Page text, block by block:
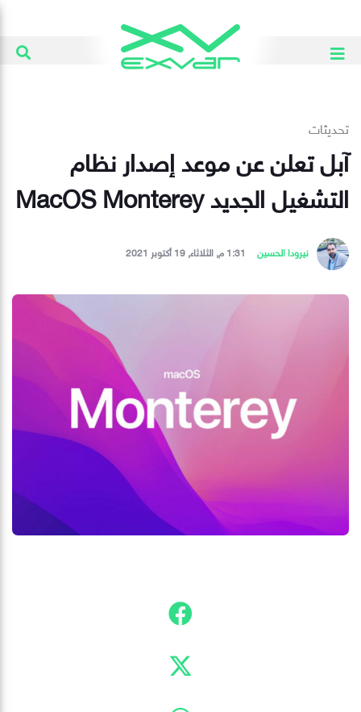
تحديثات
آبل تعلن عن موعد إصدار نظام
التشغيل الجديد MacOS Monterey
نيرودا الحسين 1:31 م, الثلاثاء, 19 أكتوبر 2021